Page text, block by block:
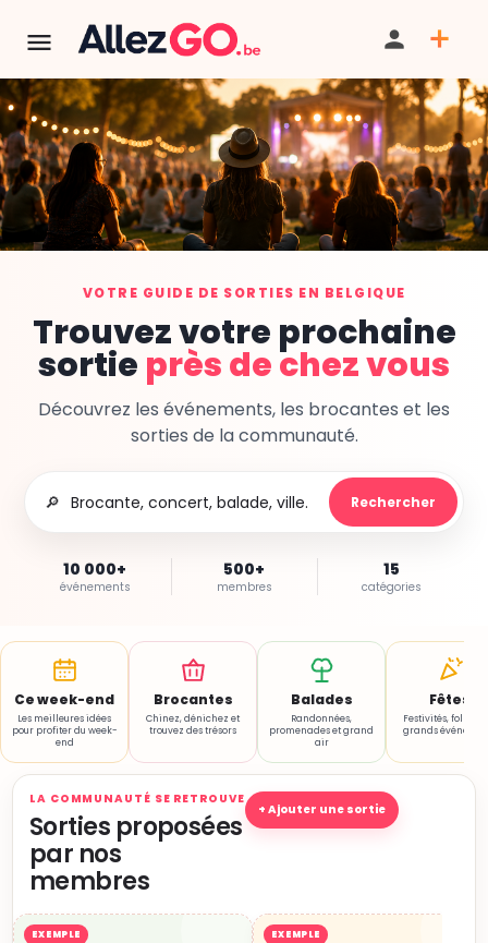
VOTRE GUIDE DE SORTIES EN BELGIQUE
Trouvez votre prochaine
sortie près de chez vous
Découvrez les événements, les brocantes et les
sorties de la communauté.
🔎 Rechercher
10 000+
événements
500+
membres
15
catégories
Ce week-end
Les meilleures idées
pour profiter du week-
end
Brocantes
Chinez, dénichez et
trouvez des trésors
Balades
Randonnées,
promenades et grand
air
Fêtes
Festivités, folklore
grands
LA COMMUNAUTÉ SE RETROUVE
Sorties proposées
par nos
membres
+ Ajouter une sortie
EXEMPLE EXEMPLE